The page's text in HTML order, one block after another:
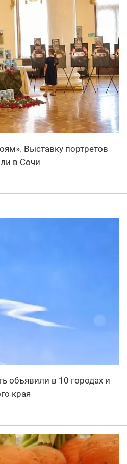
Выставку портретов
в Сочи
объявили в 10 городах и
края